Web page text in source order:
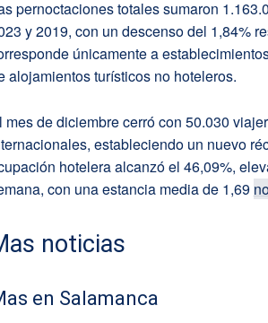
pernoctaciones totales sumaron
y 2019, con un descenso del 1,84%
únicamente a
alojamientos turísticos no hoteleros.
mes de diciembre cerró con 50.030
estableciendo un nuevo
hotelera alcanzó el 46,09%,
con una estancia media de 1,69
noticias
en Salamanca